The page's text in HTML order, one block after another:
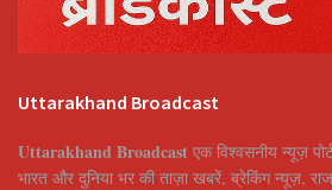
Uttarakhand Broadcast
Uttarakhand Broadcast एक विश्वसनीय न्यूज़
भारत और दुनिया भर की ताज़ा खबरें, ब्रेकिंग न्यूज़,